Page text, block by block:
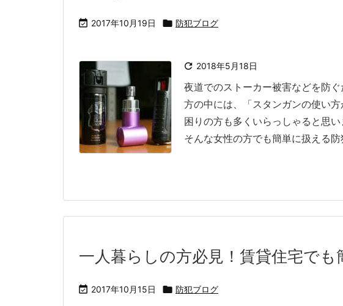
 2017年10月19日  防犯ブログ
 2018年5月18日
夜道でのストーカー被害などを防
方の中には、「スタンガンの使い
困りの方も多くいらっしゃると思い
そんな女性の方でも簡単に扱える
一人暮らしの方必見！賃貸住宅で
 2017年10月15日  防犯ブログ